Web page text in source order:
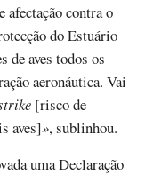
afectação contra o
do Estuário
de aves todos os
aeronáutica. Vai
[risco de
aves]», sublinhou.
uma Declaração